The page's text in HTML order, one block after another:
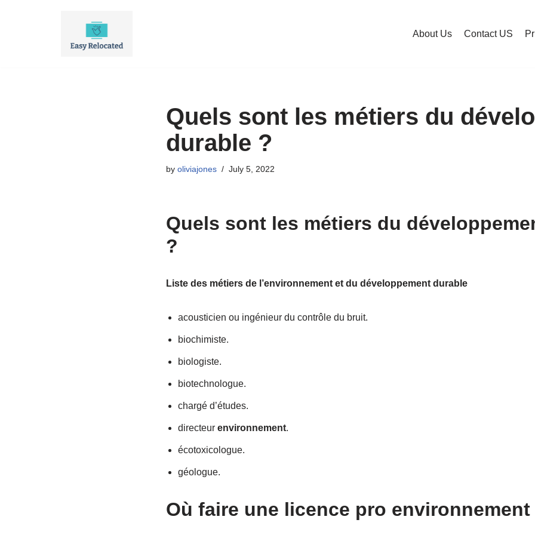
About Us Contact US
Quels sont les métiers du
durable ?
by oliviajones July 5, 2022
Quels sont les métiers du
?
Liste des métiers de l’environnement et du développement durable
acousticien ou ingénieur du contrôle du bruit.
biochimiste.
biologiste.
biotechnologue.
chargé d’études.
directeur environnement.
écotoxicologue.
géologue.
Où faire une licence pro environnement